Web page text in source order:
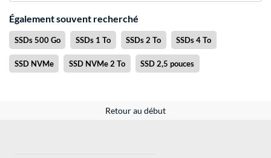
Également souvent recherché
SSDs 500 Go SSDs 1 To SSDs 2 To SSDs 4 To
SSD NVMe SSD NVMe 2 To SSD 2,5 pouces
Retour au début